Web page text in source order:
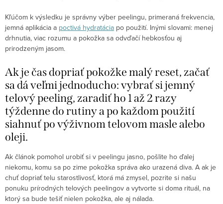
Kľúčom k výsledku je správny výber peelingu, primeraná frekvencia,
jemná aplikácia a poctivá hydratácia po použití. Inými slovami: menej
drhnutia, viac rozumu a pokožka sa odvďačí hebkosťou aj
prirodzeným jasom.
Ak je čas dopriať pokožke malý reset, začať
sa dá veľmi jednoducho: vybrať si jemný
telový peeling, zaradiť ho 1 až 2 razy
týždenne do rutiny a po každom použití
siahnuť po výživnom telovom masle alebo
oleji.
Ak článok pomohol urobiť si v peelingu jasno, pošlite ho ďalej
niekomu, komu sa po zime pokožka správa ako urazená diva. A ak je
chuť dopriať telu starostlivosť, ktorá má zmysel, pozrite si našu
ponuku prírodných telových peelingov a vytvorte si doma rituál, na
ktorý sa bude tešiť nielen pokožka, ale aj nálada.